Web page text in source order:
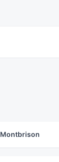
Montbrison